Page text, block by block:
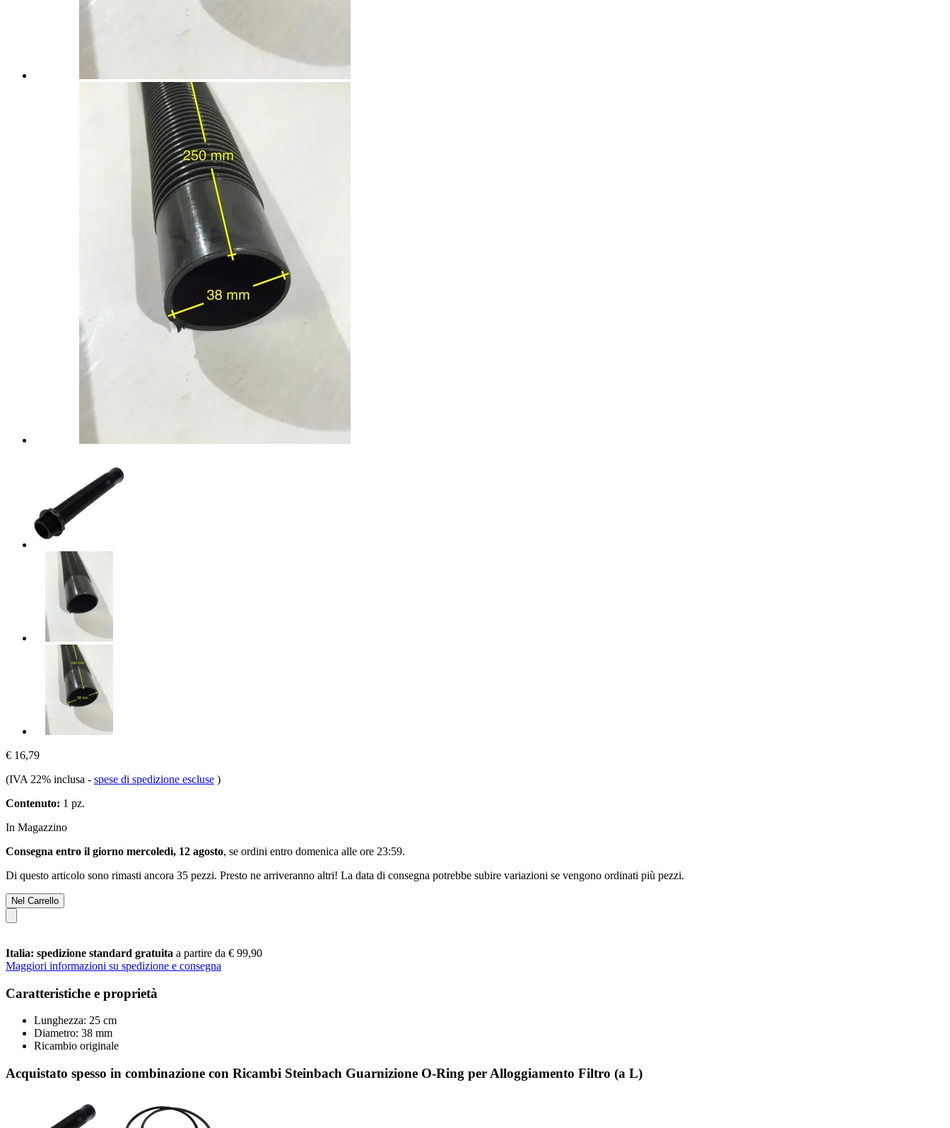
€ 16,79
(IVA 22% inclusa - spese di spedizione escluse )
Contenuto: 1 pz.
In Magazzino
Consegna entro il giorno mercoledì, 12 agosto, se ordini entro domenica alle ore 23:59.
Di questo articolo sono rimasti ancora 35 pezzi. Presto ne arriveranno altri! La data di consegna potrebbe subire variazioni se vengono ordinati più pezzi.
Nel Carrello
Italia: spedizione standard gratuita a partire da € 99,90
Maggiori informazioni su spedizione e consegna
Caratteristiche e proprietà
Lunghezza: 25 cm
Diametro: 38 mm
Ricambio originale
Acquistato spesso in combinazione con Ricambi Steinbach Guarnizione O-Ring per Alloggiamento Filtro (a L)